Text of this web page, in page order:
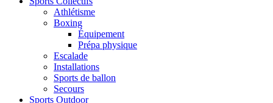
Athlétisme
Boxing
Équipement
Prépa physique
Escalade
Installations
Sports de ballon
Secours
Sports Outdoor